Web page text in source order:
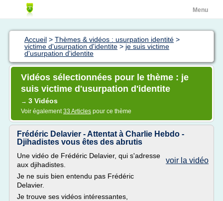
Menu
Accueil > Thèmes & vidéos : usurpation identité >
victime d'usurpation d'identite > je suis victime
d'usurpation d'identite
Vidéos sélectionnées pour le thème : je
suis victime d'usurpation d'identite
→ 3 Vidéos
Voir également33 Articles pour ce thème
Frédéric Delavier - Attentat à Charlie Hebdo -
Djihadistes vous êtes des abrutis
voir la vidéo
Une vidéo de Frédéric Delavier, qui s'adresse
aux djihadistes.
Je ne suis bien entendu pas Frédéric
Delavier.
Je trouve ses vidéos intéressantes,